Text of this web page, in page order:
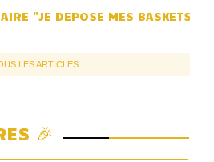
"JE DEPOSE MES BASKETS"
LES ARTICLES
🎉